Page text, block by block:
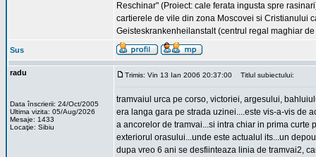
Reschinar" (Proiect: cale ferata ingusta spre
cartierele de vile din zona Moscovei si Cristianului
Geisteskrankenheilanstalt (centrul regal maghiar
Sus
radu
Data înscrierii: 24/Oct/2005
Ultima vizita: 05/Aug/2026
Mesaje: 1433
Locaţie: Sibiu
Trimis: Vin 13 Ian 2006 20:37:00 Titlul subiectului:
tramvaiul urca pe corso, victoriei, argesului,
era langa gara pe strada uzinei....este vis-a-vis de
a ancorelor de tramvai...si intra chiar in prima
exteriorul orasului...unde este actualul its...un
dupa vreo 6 ani se desfiinteaza linia de tramvai2,